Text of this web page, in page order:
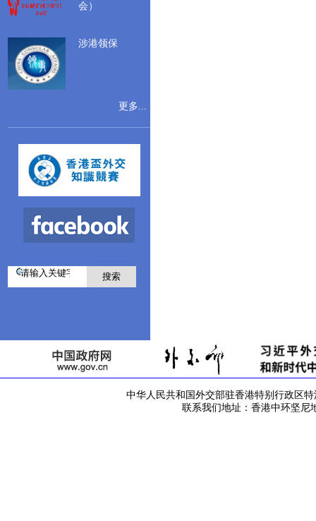
会）
涉港领保
更多...
中华人民共和国外交部驻香港特别行政区特
联系我们地址：香港中环坚尼